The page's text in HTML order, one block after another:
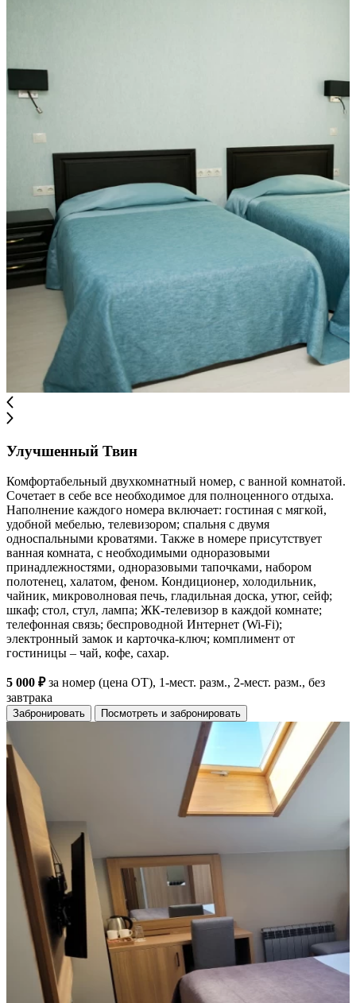
Улучшенный Твин
Комфортабельный двухкомнатный номер, с ванной комнатой.
Сочетает в себе все необходимое для полноценного отдыха.
Наполнение каждого номера включает: гостиная с мягкой,
удобной мебелью, телевизором; спальня с двумя
односпальными кроватями. Также в номере присутствует
ванная комната, с необходимыми одноразовыми
принадлежностями, одноразовыми тапочками, набором
полотенец, халатом, феном. Кондиционер, холодильник,
чайник, микроволновая печь, гладильная доска, утюг, сейф;
шкаф; стол, стул, лампа; ЖК-телевизор в каждой комнате;
телефонная связь; беспроводной Интернет (Wi-Fi);
электронный замок и карточка-ключ; комплимент от
гостиницы – чай, кофе, сахар.
5 000 ₽за номер (цена ОТ), 1-мест. разм., 2-мест. разм., без
завтрака
Забронировать Посмотреть и забронировать